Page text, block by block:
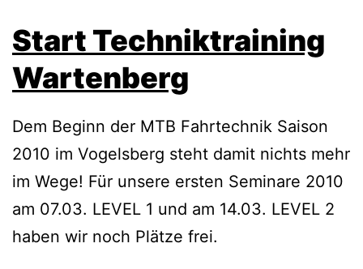
Start Techniktraining
Wartenberg
Dem Beginn der MTB Fahrtechnik Saison
2010 im Vogelsberg steht damit nichts mehr
im Wege! Für unsere ersten Seminare 2010
am 07.03. LEVEL 1 und am 14.03. LEVEL 2
haben wir noch Plätze frei.